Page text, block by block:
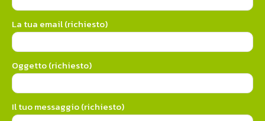
La tua email (richiesto)
Oggetto (richiesto)
Il tuo messaggio (richiesto)